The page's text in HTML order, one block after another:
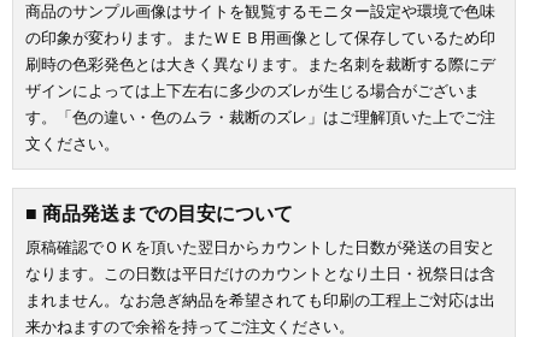
商品のサンプル画像はサイトを観覧するモニター設定や環境で色味
の印象が変わります。またＷＥＢ用画像として保存しているため印
刷時の色彩発色とは大きく異なります。また名刺を裁断する際にデ
ザインによっては上下左右に多少のズレが生じる場合がございま
す。「色の違い・色のムラ・裁断のズレ」はご理解頂いた上でご注
文ください。
■ 商品発送までの目安について
原稿確認でＯＫを頂いた翌日からカウントした日数が発送の目安と
なります。この日数は平日だけのカウントとなり土日・祝祭日は含
まれません。なお急ぎ納品を希望されても印刷の工程上ご対応は出
来かねますので余裕を持ってご注文ください。